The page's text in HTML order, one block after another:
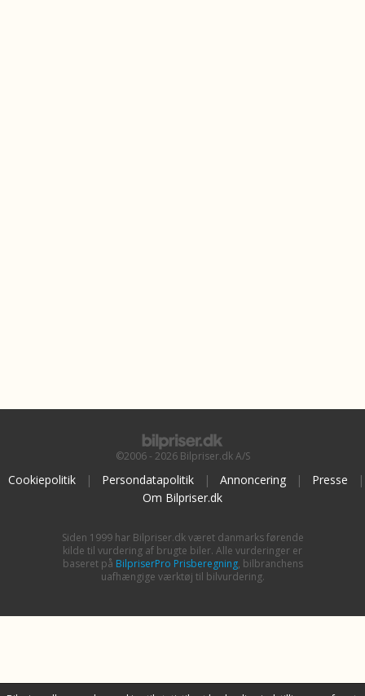
©2006 - 2026 Bilpriser.dk A/S
Cookiepolitik | Persondatapolitik | Annoncering | Presse
|
Om Bilpriser.dk
Siden 1999 har Bilpriser.dk været danmarks førende
kilde til vurdering af brugte biler. Alle vurderinger er
baseret på BilpriserPro Prisberegning, bilbranchens
uafhængige værktøj til bilvurdering.